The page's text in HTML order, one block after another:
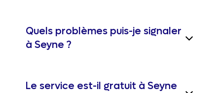
Quels problèmes puis-je signaler
à Seyne ?
Le service est-il gratuit à Seyne